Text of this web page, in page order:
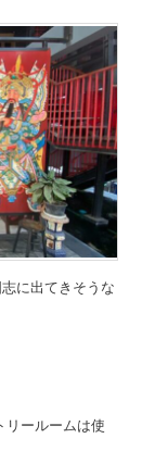
に出てきそうな
リールームは使